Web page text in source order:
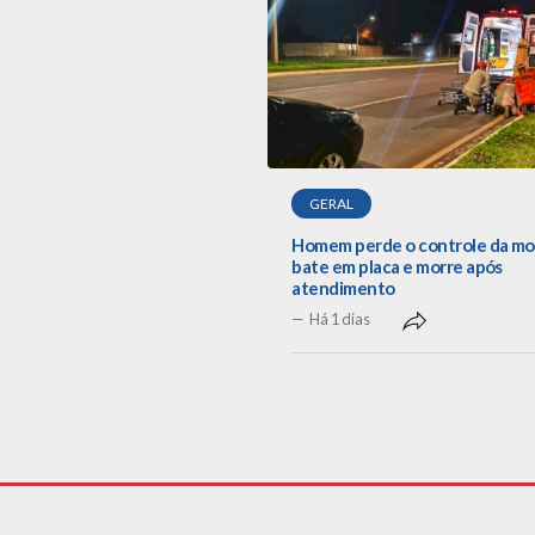
GERAL
Homem perde o controle da
bate em placa e morre após
atendimento
Há 1 dias